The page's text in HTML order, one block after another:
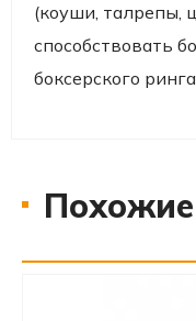
(коуши, талрепы,
способствовать
боксерского